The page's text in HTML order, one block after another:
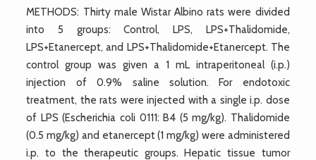
METHODS: Thirty male Wistar Albino rats were divided
into 5 groups: Control, LPS, LPS+Thalidomide,
LPS+Etanercept, and LPS+Thalidomide+Etanercept. The
control group was given a 1 mL intraperitoneal (i.p.)
injection of 0.9% saline solution. For endotoxic
treatment, the rats were injected with a single i.p. dose
of LPS (Escherichia coli 0111: B4 (5 mg/kg). Thalidomide
(0.5 mg/kg) and etanercept (1 mg/kg) were administered
i.p. to the therapeutic groups. Hepatic tissue tumor